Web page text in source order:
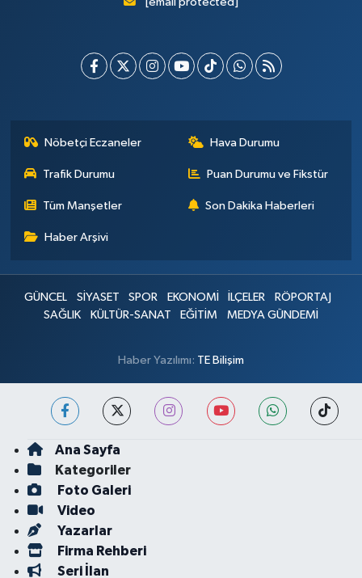
Nöbetçi Eczaneler Hava Durumu
Trafik Durumu Puan Durumu ve Fikstür
Tüm Manşetler Son Dakika Haberleri
Haber Arşivi
GÜNCEL SİYASET SPOR EKONOMİ İLÇELER
RÖPORTAJ
SAĞLIK
KÜLTÜR-SANAT EĞİTİM MEDYA GÜNDEMİ
Haber Yazılımı: TE Bilişim
Ana Sayfa
Kategoriler
Foto Galeri
Video
Yazarlar
Firma Rehberi
Seri İlan